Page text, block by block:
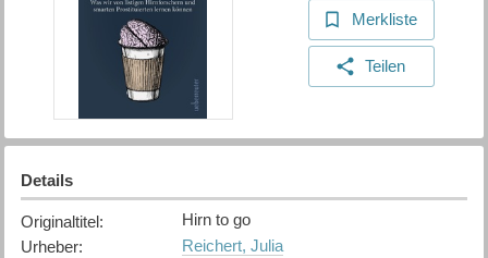
Merkliste
Teilen
Details
Originaltitel:
Hirn to go
Urheber:
Reichert, Julia